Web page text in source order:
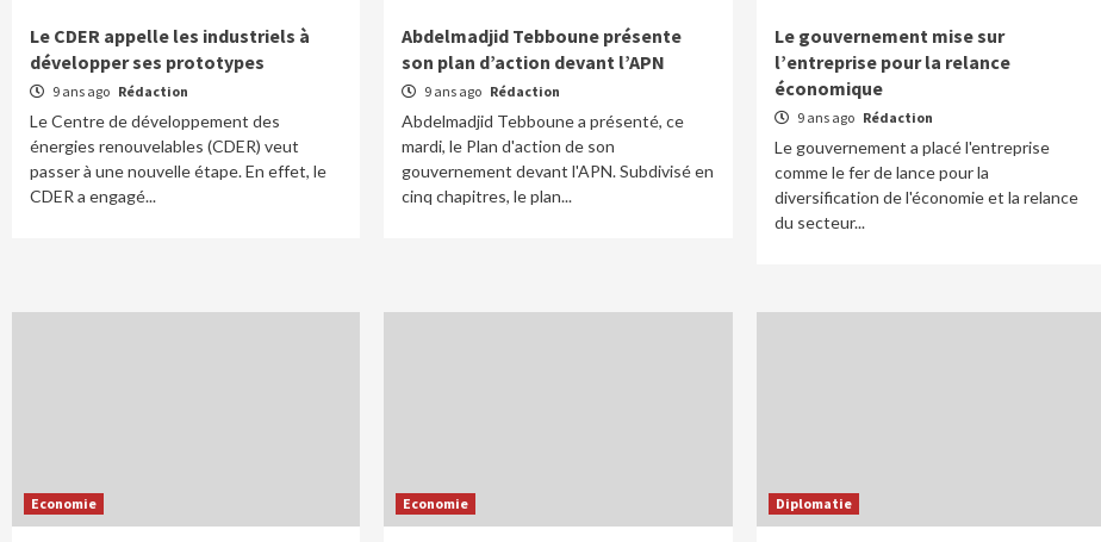
Le CDER appelle les industriels à
développer ses prototypes
9 ans ago Rédaction
Le Centre de développement des
énergies renouvelables (CDER) veut
passer à une nouvelle étape. En effet, le
CDER a engagé...
Abdelmadjid Tebboune présente
son plan d’action devant l’APN
9 ans ago Rédaction
Abdelmadjid Tebboune a présenté, ce
mardi, le Plan d'action de son
gouvernement devant l'APN. Subdivisé en
cinq chapitres, le plan...
Le gouvernement mise sur
l’entreprise pour la relance
économique
9 ans ago Rédaction
Le gouvernement a placé l'entreprise
comme le fer de lance pour la
diversification de l'économie et la relance
du secteur...
Economie Economie Diplomatie